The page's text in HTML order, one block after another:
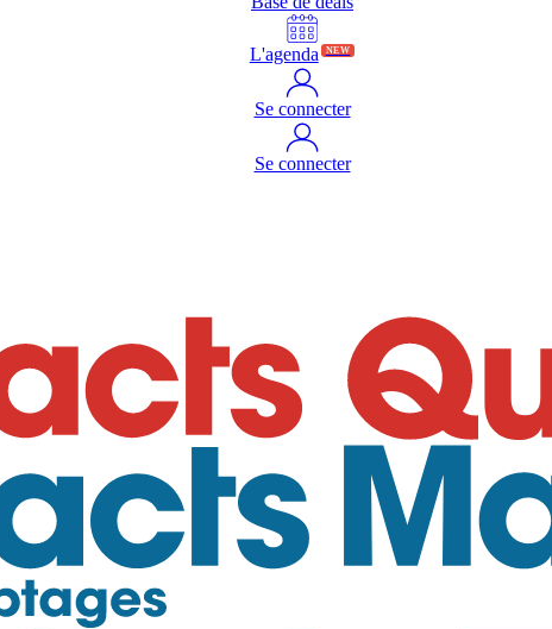
L'agenda NEW
Se connecter
Se connecter